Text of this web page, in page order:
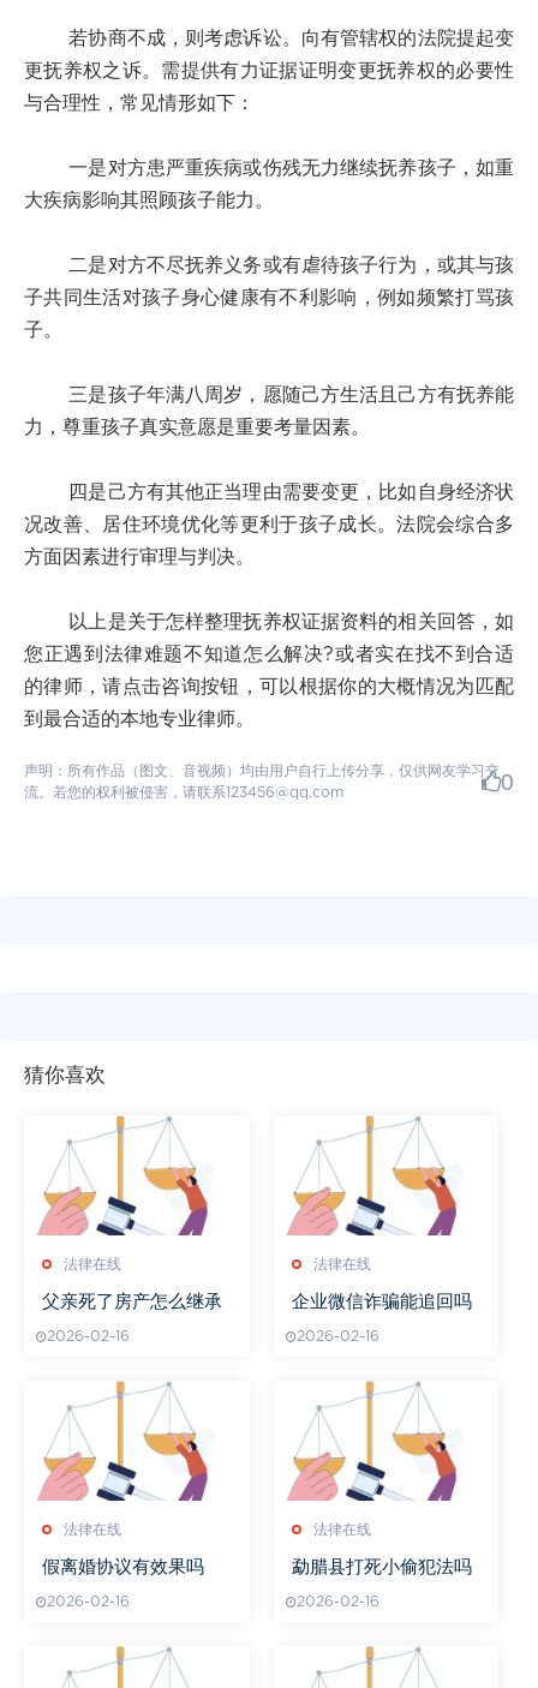
若协商不成，则考虑诉讼。向有管辖权的法院提起变
更抚养权之诉。需提供有力证据证明变更抚养权的必要性
与合理性，常见情形如下：
一是对方患严重疾病或伤残无力继续抚养孩子，如重
大疾病影响其照顾孩子能力。
二是对方不尽抚养义务或有虐待孩子行为，或其与孩
子共同生活对孩子身心健康有不利影响，例如频繁打骂孩
子。
三是孩子年满八周岁，愿随己方生活且己方有抚养能
力，尊重孩子真实意愿是重要考量因素。
四是己方有其他正当理由需要变更，比如自身经济状
况改善、居住环境优化等更利于孩子成长。法院会综合多
方面因素进行审理与判决。
以上是关于怎样整理抚养权证据资料的相关回答，如
您正遇到法律难题不知道怎么解决?或者实在找不到合适
的律师，请点击咨询按钮，可以根据你的大概情况为匹配
到最合适的本地专业律师。
声明：所有作品（图文、音视频）均由用户自行上传分享，仅供网友学习交
流。若您的权利被侵害，请联系123456@qq.com
0
猜你喜欢
法律在线
父亲死了房产怎么继承
2026-02-16
法律在线
企业微信诈骗能追回吗
2026-02-16
法律在线
假离婚协议有效果吗
2026-02-16
法律在线
勐腊县打死小偷犯法吗
2026-02-16